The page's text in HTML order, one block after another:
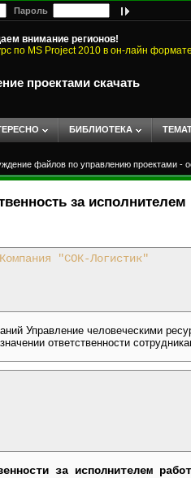
Пароль
внимание регионов!
по MS Project 2010 в он-лайн
проектами скачать
БИБЛИОТЕКА
файлов по управлению проектами -
за
"СОК-Логистик"
Управление человеческими
ответственности
за исполнителем